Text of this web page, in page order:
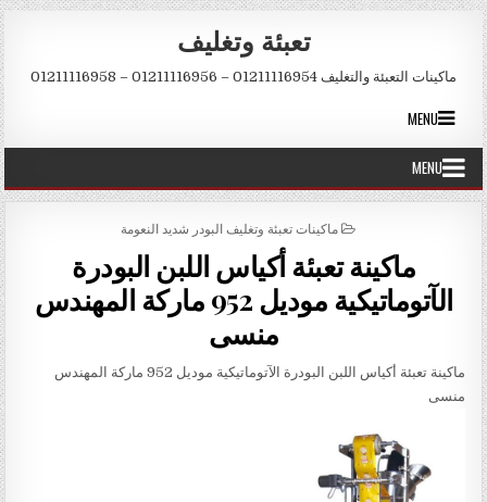
Skip to content
تعبئة وتغليف
ماكينات التعبئة والتغليف 01211116954 – 01211116956 – 01211116958
MENU
MENU
POSTED IN
ماكينات تعبئة وتغليف البودر شديد النعومة
ماكينة تعبئة أكياس اللبن البودرة
الآتوماتيكية موديل 952 ماركة المهندس
منسى
ماكينة تعبئة أكياس اللبن البودرة الآتوماتيكية موديل 952 ماركة المهندس
منسى